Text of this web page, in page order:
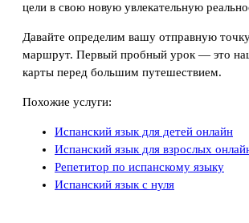
цели в свою новую увлекательную
Давайте определим вашу отправную
маршрут. Первый пробный урок — это
карты перед большим путешествием.
Похожие услуги:
Испанский язык для детей онлайн
Испанский язык для взрослых
Репетитор по испанскому языку
Испанский язык с нуля